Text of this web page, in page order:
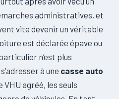
administratives, et
vite devenir un véritable
est déclarée épave ou
n’est plus
à une casse auto
VHU agréé, les seuls